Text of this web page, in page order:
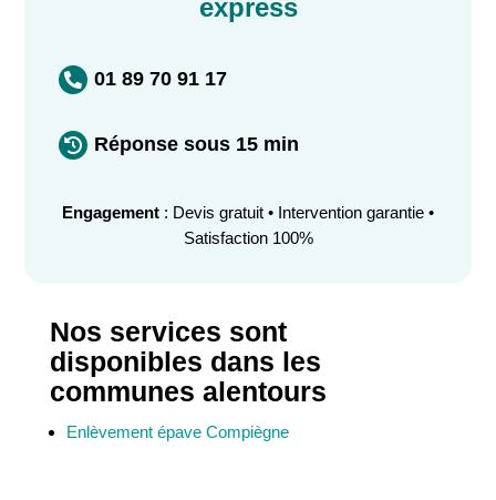
express
 01 89 70 91 17
 Réponse sous 15 min
Engagement : Devis gratuit • Intervention garantie •
Satisfaction 100%
Nos services sont
disponibles dans les
communes alentours
Enlèvement épave Compiègne